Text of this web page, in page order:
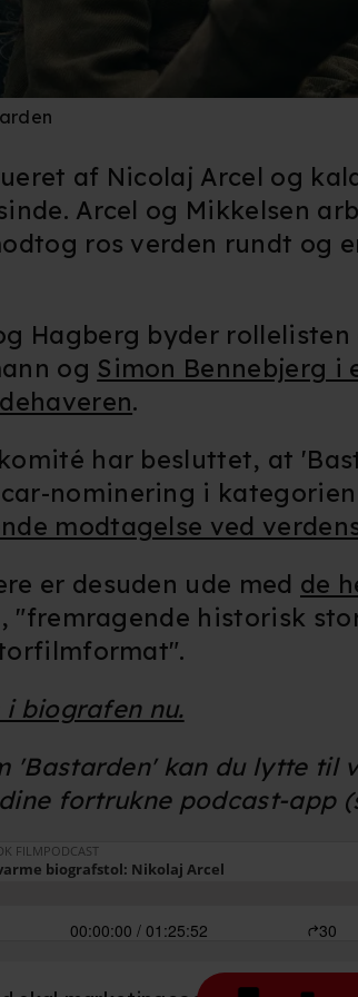
egne cookies og cookies fra tredjeparter
generere statistik, huske dine
cookies, behandler vi kortvarigt din
om vores brug af cookies og behandling af dine
af Nicolaj Arcel og
Arcel og Mikkelsen
ros verden rundt og
Hagberg byder
og Simon Bennebjerg
.
har besluttet, at
nominering i
modtagelse ved
er desuden ude med de
"fremragende historisk
i biografen nu.
'Bastarden' kan du lytte til
fortrukne podcast-app